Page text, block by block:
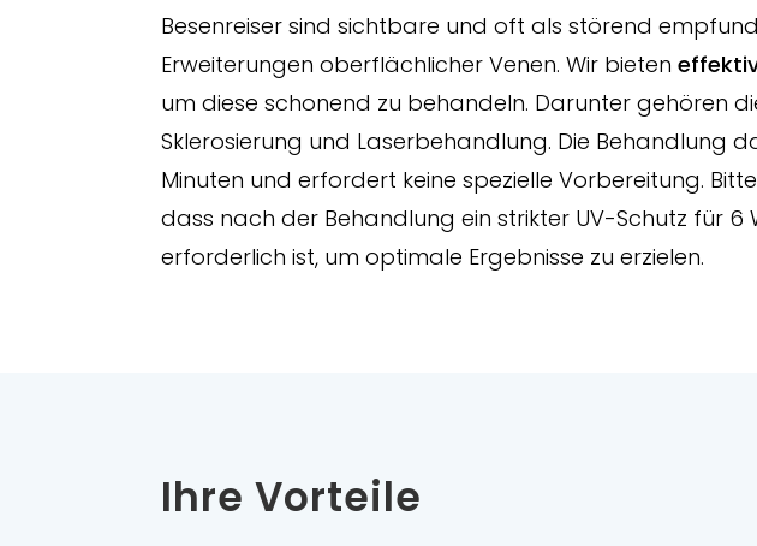
Besenreiser sind sichtbare und oft als störend
Erweiterungen oberflächlicher Venen. Wir bieten
um diese schonend zu behandeln. Darunter gehören
Sklerosierung und Laserbehandlung. Die Behandlung
Minuten und erfordert keine spezielle Vorbereitung.
dass nach der Behandlung ein strikter UV-Schutz für 6
erforderlich ist, um optimale Ergebnisse zu erzielen.
Ihre Vorteile